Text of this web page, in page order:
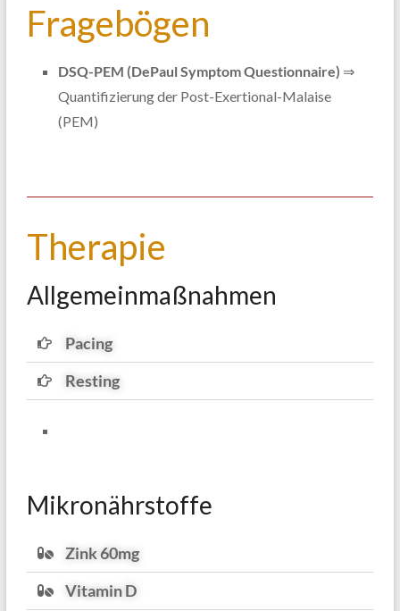
Fragebögen
DSQ-PEM (DePaul Symptom Questionnaire) ⇒
Quantifizierung der Post-Exertional-Malaise
(PEM)
Therapie
Allgemeinmaßnahmen
Pacing
Resting
Mikronährstoffe
Zink 60mg
Vitamin D